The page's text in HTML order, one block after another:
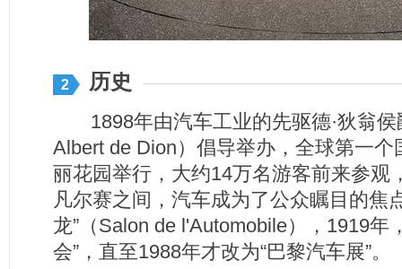
2 历史
1898年由汽车工业的先驱德·狄翁侯
Albert de Dion）倡导举办，全球第一
丽花园举行，大约14万名游客前来参观
凡尔赛之间，汽车成为了公众瞩目的焦
龙”（Salon de l'Automobile），1919年
会”，直至1988年才改为“巴黎汽车展”。